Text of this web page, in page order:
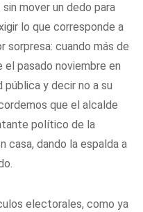
mover un dedo para
lo que corresponde a
sorpresa: cuando más de
el pasado noviembre en
pública y decir no a su
que el alcalde
político de la
casa, dando la espalda a
electorales, como ya